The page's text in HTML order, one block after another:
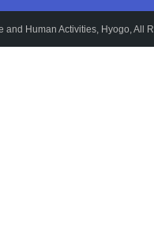
Human Activities, Hyogo, All